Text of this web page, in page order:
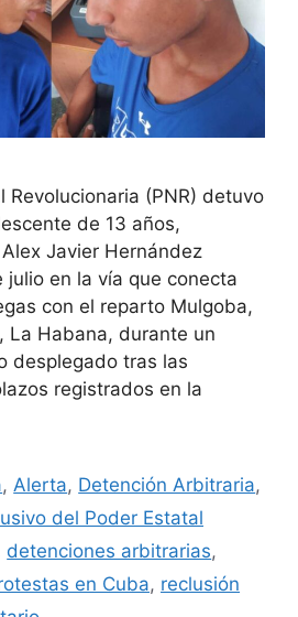
Revolucionaria (PNR) detuvo
de 13 años,
Javier Hernández
julio en la vía que conecta
con el reparto Mulgoba,
La Habana, durante un
desplegado tras las
registrados en la
, Alerta, Detención Arbitraria,
del Poder Estatal
detenciones arbitrarias,
en Cuba, reclusión